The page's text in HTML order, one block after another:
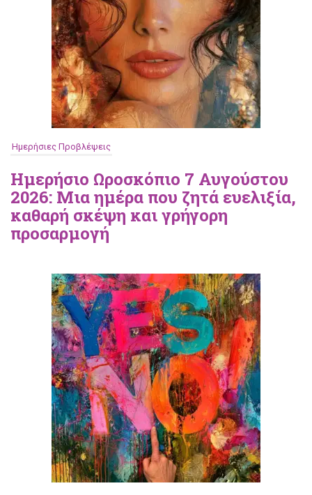
Ημερήσιες Προβλέψεις
Ημερήσιο Ωροσκόπιο 7 Αυγούστου
2026: Μια ημέρα που ζητά ευελιξία,
καθαρή σκέψη και γρήγορη
προσαρμογή